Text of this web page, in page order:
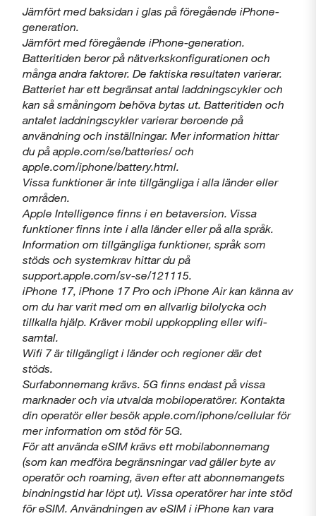
Jämfört med baksidan i glas på föregående iPhone-
generation.
Jämfört med föregående iPhone-generation.
Batteritiden beror på nätverkskonfigurationen och
många andra faktorer. De faktiska resultaten varierar.
Batteriet har ett begränsat antal laddningscykler och
kan så småningom behöva bytas ut. Batteritiden och
antalet laddningscykler varierar beroende på
användning och inställningar. Mer information hittar
du på apple.com/se/batteries/ och
apple.com/iphone/battery.html.
Vissa funktioner är inte tillgängliga i alla länder eller
områden.
Apple Intelligence finns i en betaversion. Vissa
funktioner finns inte i alla länder eller på alla språk.
Information om tillgängliga funktioner, språk som
stöds och systemkrav hittar du på
support.apple.com/sv-se/121115.
iPhone 17, iPhone 17 Pro och iPhone Air kan känna av
om du har varit med om en allvarlig bilolycka och
tillkalla hjälp. Kräver mobil uppkoppling eller wifi-
samtal.
Wifi 7 är tillgängligt i länder och regioner där det
stöds.
Surfabonnemang krävs. 5G finns endast på vissa
marknader och via utvalda mobiloperatörer. Kontakta
din operatör eller besök apple.com/iphone/cellular för
mer information om stöd för 5G.
För att använda eSIM krävs ett mobilabonnemang
(som kan medföra begränsningar vad gäller byte av
operatör och roaming, även efter att abonnemangets
bindningstid har löpt ut). Vissa operatörer har inte stöd
för eSIM. Användningen av eSIM i iPhone kan vara